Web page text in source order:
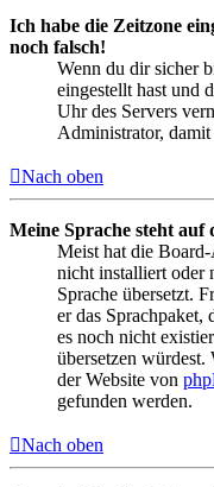
Ich habe die Zeitzone
noch falsch!
Wenn du dir sicher
eingestellt hast und
Uhr des Servers
Administrator, damit
Nach oben
Meine Sprache steht
Meist hat die
nicht installiert oder
Sprache übersetzt.
er das Sprachpaket,
es noch nicht
übersetzen
der Website von
gefunden werden.
Nach oben